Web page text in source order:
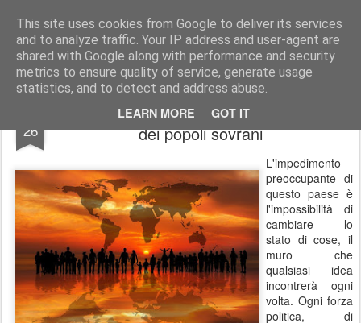
This site uses cookies from Google to deliver its services
and to analyze traffic. Your IP address and user-agent are
shared with Google along with performance and security
metrics to ensure quality of service, generate usage
statistics, and to detect and address abuse.
LEARN MORE GOT IT
Stefano Terraglia Creazioni
Pages
26
Il bombardamento mediatico sulla scelta
dei popoli sovrani
L'impedimento
preoccupante di
questo paese è
l'impossibilità di
cambiare lo
stato di cose, il
muro che
qualsiasi idea
incontrerà ogni
volta. Ogni forza
politica, di